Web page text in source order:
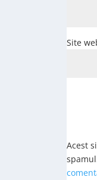
Site
Acest